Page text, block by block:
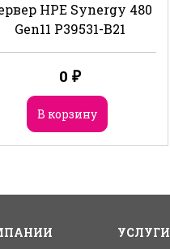
HPE Synergy 480
Gen11 P39531-B21
0 ₽
В корзину
УСЛУГИ